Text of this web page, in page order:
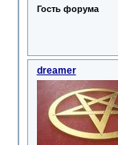
Гость форума
dreamer